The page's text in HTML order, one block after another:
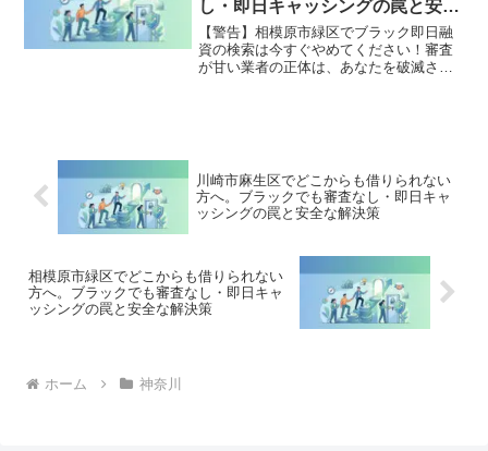
し・即日キャッシングの罠と安全
な解決策
【警告】相模原市緑区でブラック即日融
資の検索は今すぐやめてください！審査
が甘い業者の正体は、あなたを破滅させ
川崎市麻生区でどこからも借りられない
方へ。ブラックでも審査なし・即日キャ
ッシングの罠と安全な解決策
相模原市緑区でどこからも借りられない
方へ。ブラックでも審査なし・即日キャ
ッシングの罠と安全な解決策
ホーム 神奈川